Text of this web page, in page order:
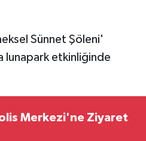
Sünnet Şöleni'
lunapark etkinliğinde
Merkezi'ne Ziyaret